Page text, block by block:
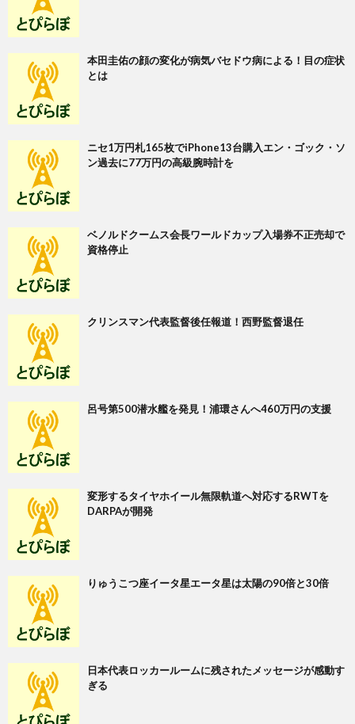
本田圭佑の顔の変化が病気バセドウ病による！目の症状
とは
ニセ1万円札165枚でiPhone13台購入エン・ゴック・ソ
ン過去に77万円の高級腕時計を
ベノルドクームス会長ワールドカップ入場券不正売却で
資格停止
クリンスマン代表監督後任報道！西野監督退任
呂号第500潜水艦を発見！浦環さんへ460万円の支援
変形するタイヤホイール無限軌道へ対応するRWTを
DARPAが開発
りゅうこつ座イータ星エータ星は太陽の90倍と30倍
日本代表ロッカールームに残されたメッセージが感動す
ぎる